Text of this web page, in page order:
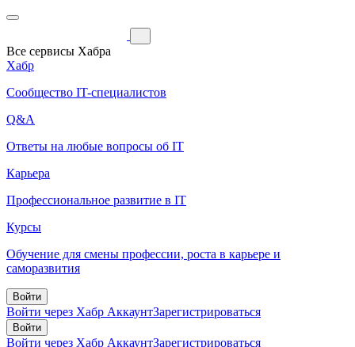
Все сервисы Хабра
Хабр
Сообщество IT-специалистов
Q&A
Ответы на любые вопросы об IT
Карьера
Профессиональное развитие в IT
Курсы
Обучение для смены профессии, роста в карьере и
саморазвития
Войти
Войти через Хабр АккаунтЗарегистрироваться
Войти
Войти через Хабр АккаунтЗарегистрироваться